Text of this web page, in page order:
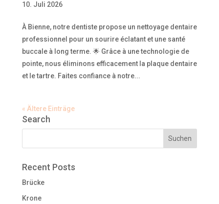
10. Juli 2026
À Bienne, notre dentiste propose un nettoyage dentaire
professionnel pour un sourire éclatant et une santé
buccale à long terme. 🌟 Grâce à une technologie de
pointe, nous éliminons efficacement la plaque dentaire
et le tartre. Faites confiance à notre...
« Ältere Einträge
Search
Recent Posts
Brücke
Krone